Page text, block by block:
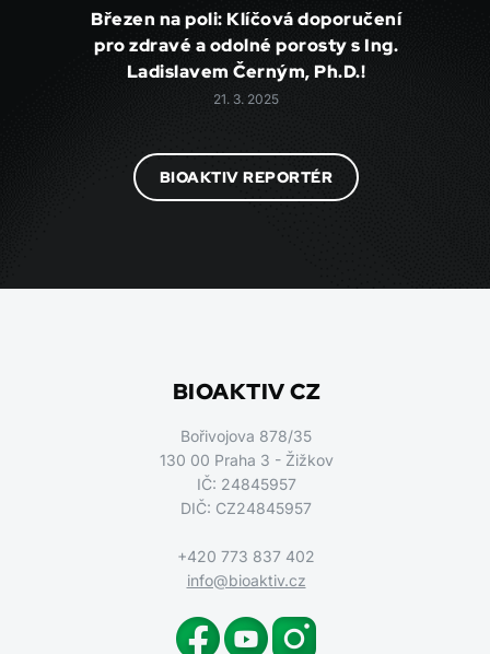
Březen na poli: Klíčová doporučení
pro zdravé a odolné porosty s Ing.
Ladislavem Černým, Ph.D.!
21. 3. 2025
BIOAKTIV REPORTÉR
BIOAKTIV CZ
Bořivojova 878/35
130 00 Praha 3 - Žižkov
IČ: 24845957
DIČ: CZ24845957
+420 773 837 402
info@bioaktiv.cz